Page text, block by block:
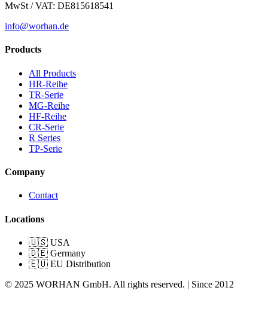
MwSt / VAT: DE815618541
info@worhan.de
Products
All Products
HR-Reihe
TR-Serie
MG-Reihe
HF-Reihe
CR-Serie
R Series
TP-Serie
Company
Contact
Locations
🇺🇸 USA
🇩🇪 Germany
🇪🇺 EU Distribution
© 2025 WORHAN GmbH. All rights reserved. | Since 2012